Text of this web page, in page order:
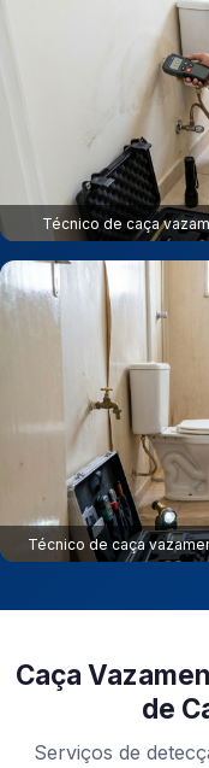
Técnico de caça
Técnico de caça
Caça
de
Serviços de